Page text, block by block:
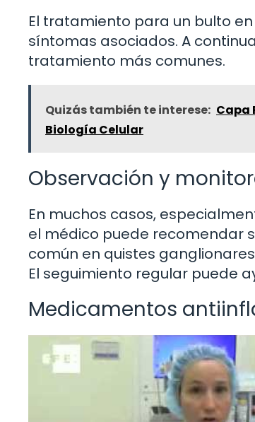
El tratamiento para un bulto
síntomas asociados. A
tratamiento más comunes.
Quizás también te interese: Capa
Biología Celular
Observación y
En muchos casos,
el médico puede recomendar
común en quistes
El seguimiento regular puede
Medicamentos